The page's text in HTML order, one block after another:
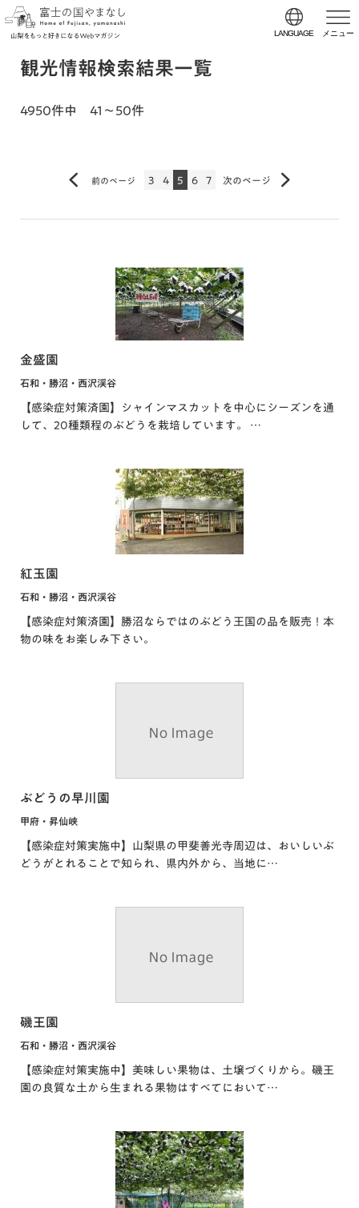
LANGUAGE メニュー
観光情報検索結果一覧
4950件中 41～50件
前のページ 3 4 5 6 7 次のページ
金盛園
石和・勝沼・西沢渓谷
【感染症対策済園】シャインマスカットを中心にシーズンを通
して、20種類程のぶどうを栽培しています。 …
紅玉園
石和・勝沼・西沢渓谷
【感染症対策済園】勝沼ならではのぶどう王国の品を販売！本
物の味をお楽しみ下さい。
ぶどうの早川園
甲府・昇仙峡
【感染症対策実施中】山梨県の甲斐善光寺周辺は、おいしいぶ
どうがとれることで知られ、県内外から、当地に…
磯王園
石和・勝沼・西沢渓谷
【感染症対策実施中】美味しい果物は、土壌づくりから。磯王
園の良質な土から生まれる果物はすべてにおいて…